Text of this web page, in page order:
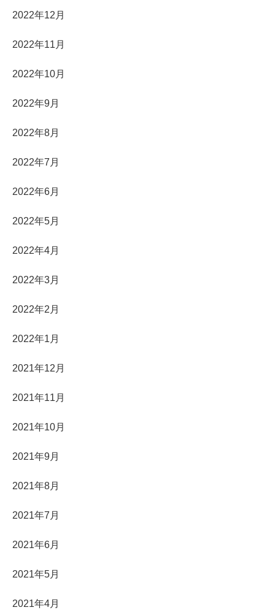
2022年12月
2022年11月
2022年10月
2022年9月
2022年8月
2022年7月
2022年6月
2022年5月
2022年4月
2022年3月
2022年2月
2022年1月
2021年12月
2021年11月
2021年10月
2021年9月
2021年8月
2021年7月
2021年6月
2021年5月
2021年4月